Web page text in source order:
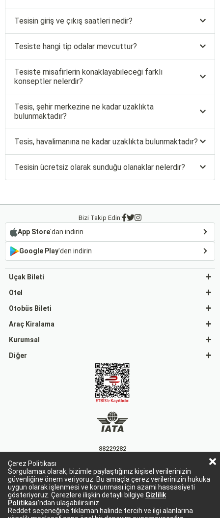
Çerez Politikası
Sorgulamax olarak, bizimle paylaştığınız kişisel verilerinizin
güvenliğine önem veriyoruz. Bu amaçla çerez verilerinizin hukuka
uygun olarak işlenmesi ve korunması için azami hassasiyeti
gösteriyoruz. Çerezlere ilişkin detaylı bilgiye Gizlilik
Politikası'ndan ulaşabilirsiniz.
Reddet seçeneğine tıklaman halinde tercih ve ilgi alanlarına
Tesisin giriş ve çıkış saatleri nedir?
Tesiste hangi tip odalar mevcuttur?
Tesiste misafirlerin konaklayabileceği farklı
konseptler nelerdir?
Tesis, şehir merkezine ne kadar uzaklıkta
bulunmaktadır?
Tesis, havalimanına ne kadar uzaklıkta bulunmaktadır?
Tesisin ücretsiz olarak sunduğu olanaklar nelerdir?
Bizi Takip Edin:
App Store'dan indirin
Google Play'den indirin
Uçak Bileti
Otel
Otobüs Bileti
Araç Kiralama
Kurumsal
Diğer
88229282
15863